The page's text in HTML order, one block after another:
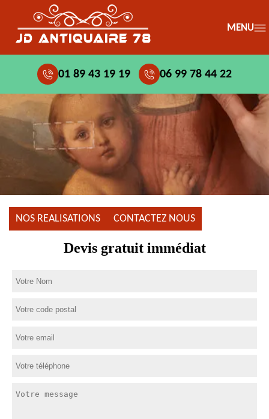
MENU
01 89 43 19 19 06 99 78 44 22
NOS REALISATIONS CONTACTEZ NOUS
Devis gratuit immédiat